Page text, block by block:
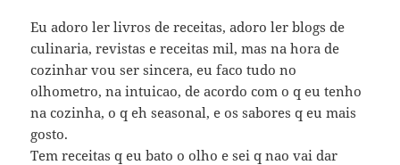
Eu adoro ler livros de receitas, adoro ler blogs de
culinaria, revistas e receitas mil, mas na hora de
cozinhar vou ser sincera, eu faco tudo no
olhometro, na intuicao, de acordo com o q eu tenho
na cozinha, o q eh seasonal, e os sabores q eu mais
gosto.
Tem receitas q eu bato o olho e sei q nao vai dar